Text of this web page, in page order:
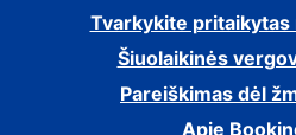
Tvarkykite pritaikytas
Šiuolaikinės
Pareiškimas dėl
Apie